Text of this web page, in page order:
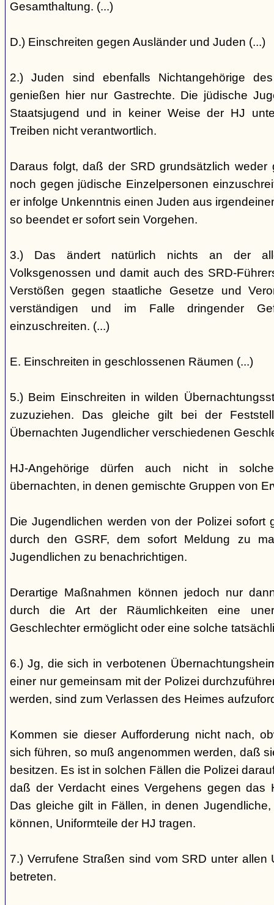
Gesamthaltung. (...)
D.) Einschreiten gegen Ausländer und Juden (...)
2.) Juden sind ebenfalls Nichtangehörige
genießen hier nur Gastrechte. Die jüdische
Staatsjugend und in keiner Weise der HJ
Treiben nicht verantwortlich.
Daraus folgt, daß der SRD grundsätzlich weder
noch gegen jüdische Einzelpersonen
er infolge Unkenntnis einen Juden aus
so beendet er sofort sein Vorgehen.
3.) Das ändert natürlich nichts an der
Volksgenossen und damit auch des SRD-
Verstößen gegen staatliche Gesetze und
verständigen und im Falle dringender
einzuschreiten. (...)
E. Einschreiten in geschlossenen Räumen (...)
5.) Beim Einschreiten in wilden
zuzuziehen. Das gleiche gilt bei der
Übernachten Jugendlicher verschiedenen
HJ-Angehörige dürfen auch nicht in
übernachten, in denen gemischte Gruppen von
Die Jugendlichen werden von der Polizei sofort
durch den GSRF, dem sofort Meldung zu
Jugendlichen zu benachrichtigen.
Derartige Maßnahmen können jedoch nur
durch die Art der Räumlichkeiten eine
Geschlechter ermöglicht oder eine solche
6.) Jg, die sich in verbotenen
einer nur gemeinsam mit der Polizei
werden, sind zum Verlassen des Heimes
Kommen sie dieser Aufforderung nicht nach,
sich führen, so muß angenommen werden, daß
besitzen. Es ist in solchen Fällen die Polizei
daß der Verdacht eines Vergehens gegen das
Das gleiche gilt in Fällen, in denen
können, Uniformteile der HJ tragen.
7.) Verrufene Straßen sind vom SRD unter allen
betreten.